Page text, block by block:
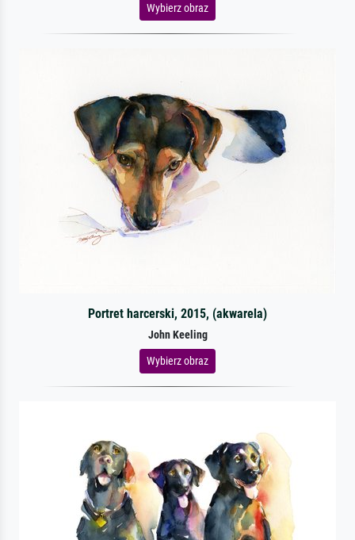
Wybierz obraz
Portret harcerski, 2015, (akwarela)
John Keeling
Wybierz obraz